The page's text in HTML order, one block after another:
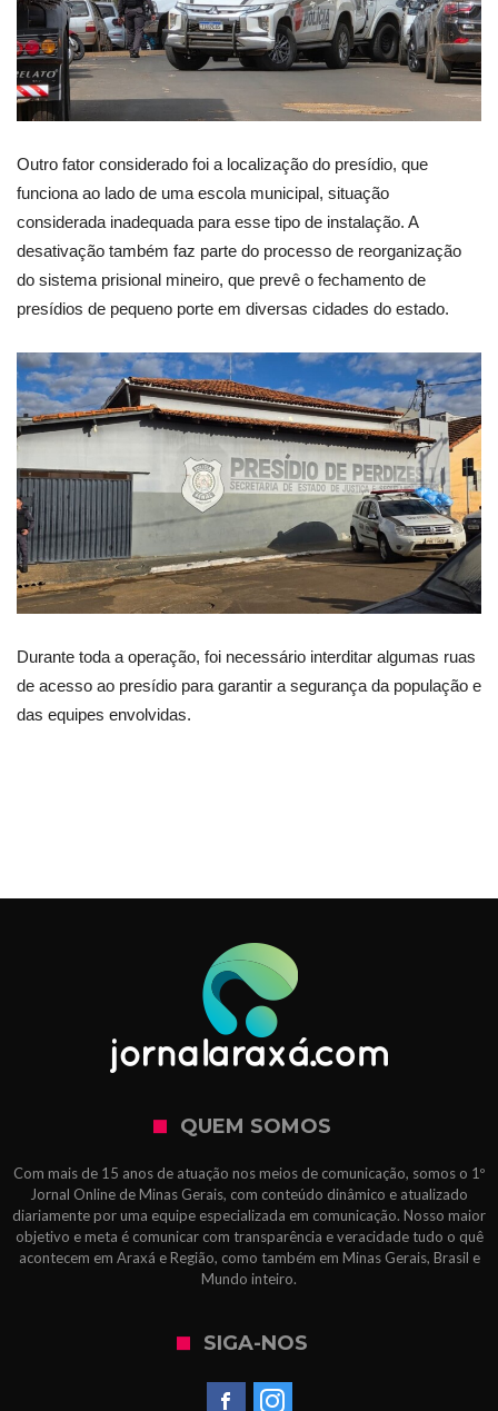
Outro fator considerado foi a localização do presídio, que
funciona ao lado de uma escola municipal, situação
considerada inadequada para esse tipo de instalação. A
desativação também faz parte do processo de reorganização
do sistema prisional mineiro, que prevê o fechamento de
presídios de pequeno porte em diversas cidades do estado.
Durante toda a operação, foi necessário interditar algumas ruas
de acesso ao presídio para garantir a segurança da população e
das equipes envolvidas.
QUEM SOMOS
Com mais de 15 anos de atuação nos meios de comunicação, somos o 1º
Jornal Online de Minas Gerais, com conteúdo dinâmico e atualizado
diariamente por uma equipe especializada em comunicação. Nosso maior
objetivo e meta é comunicar com transparência e veracidade tudo o quê
acontecem em Araxá e Região, como também em Minas Gerais, Brasil e
Mundo inteiro.
SIGA-NOS